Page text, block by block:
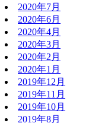
2020年7月
2020年6月
2020年4月
2020年3月
2020年2月
2020年1月
2019年12月
2019年11月
2019年10月
2019年8月